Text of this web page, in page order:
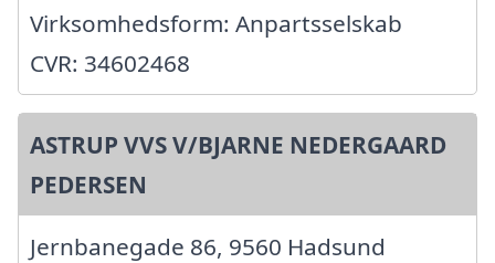
Virksomhedsform: Anpartsselskab
CVR: 34602468
ASTRUP VVS V/BJARNE NEDERGAARD
PEDERSEN
Jernbanegade 86, 9560 Hadsund